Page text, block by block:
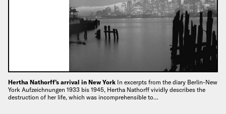
Hertha Nathorff’s arrival in New York In excerpts from the diary Berlin-New
York Aufzeichnungen 1933 bis 1945, Hertha Nathorff vividly describes the
destruction of her life, which was incomprehensible to…